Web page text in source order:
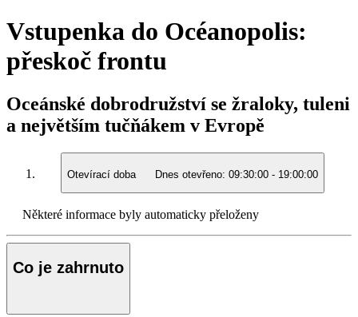
Vstupenka do Océanopolis:
přeskoč frontu
Oceánské dobrodružství se žraloky, tuleni
a největším tučňákem v Evropě
Otevírací doba Dnes otevřeno: 09:30:00 - 19:00:00
Některé informace byly automaticky přeloženy
Co je zahrnuto